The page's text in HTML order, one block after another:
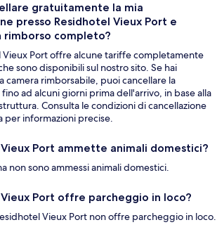
gratuitamente la mia
presso Residhotel Vieux Port e
rimborso completo?
Vieux Port offre alcune tariffe completamente
sono disponibili sul nostro sito. Se hai
camera rimborsabile, puoi cancellare la
ad alcuni giorni prima dell'arrivo, in base alla
Consulta le condizioni di cancellazione
per informazioni precise.
Port ammette animali domestici?
non sono ammessi animali domestici.
Port offre parcheggio in loco?
Vieux Port non offre parcheggio in loco.